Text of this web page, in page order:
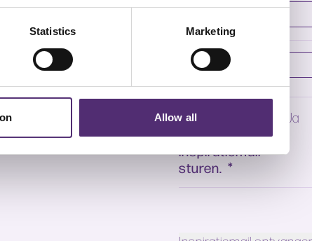
Statistics Marketing
Allow all
0 + 6 =*
E-mailadres
SpecialistenNet
mag mij hun
inspiratiemail
sturen. *
Ja